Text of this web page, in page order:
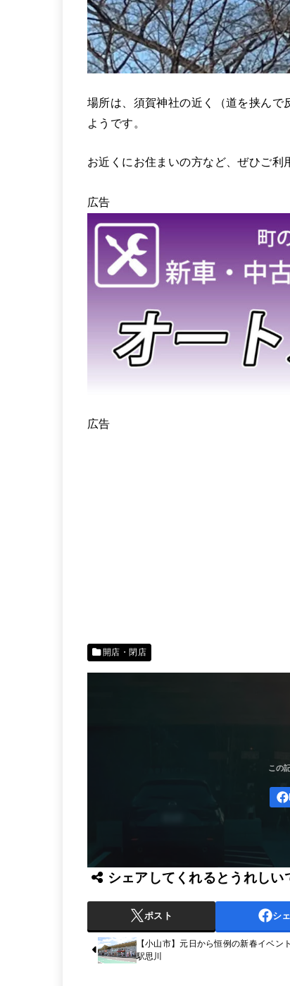
場所は、須賀神社の近く（道を挟んで
ようです。
お近くにお住まいの方など、ぜひご利
広告
広告
開店・閉店
シェアしてくれるとうれしい
ポスト シ
【小山市】元日から恒例の新春イベン
駅思川